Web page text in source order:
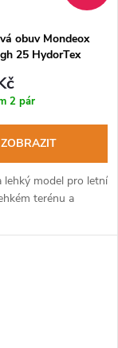
obuv Mondeox
25 HydorTex
2 pár
ZOBRAZIT
lehký model pro letní
terénu a